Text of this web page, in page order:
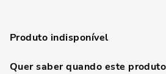
Produto indisponível
Quer saber quando este